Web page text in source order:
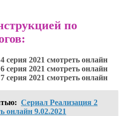
по
2021 смотреть онлайн
2021 смотреть онлайн
2021 смотреть онлайн
Сериал Реализация 2
онлайн 9.02.2021